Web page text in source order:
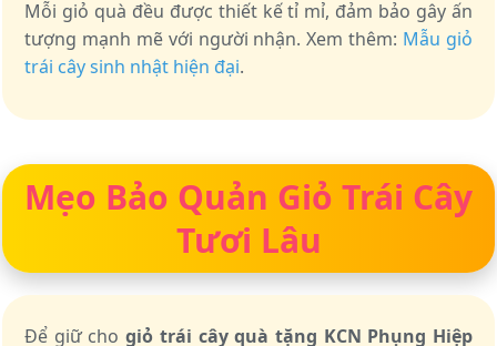
Mỗi giỏ quà đều được thiết kế tỉ mỉ, đảm bảo gây ấn
tượng mạnh mẽ với người nhận. Xem thêm: Mẫu giỏ
trái cây sinh nhật hiện đại.
Mẹo Bảo Quản Giỏ Trái Cây
Tươi Lâu
Để giữ chogiỏ trái cây quà tặng KCN Phụng Hiệp